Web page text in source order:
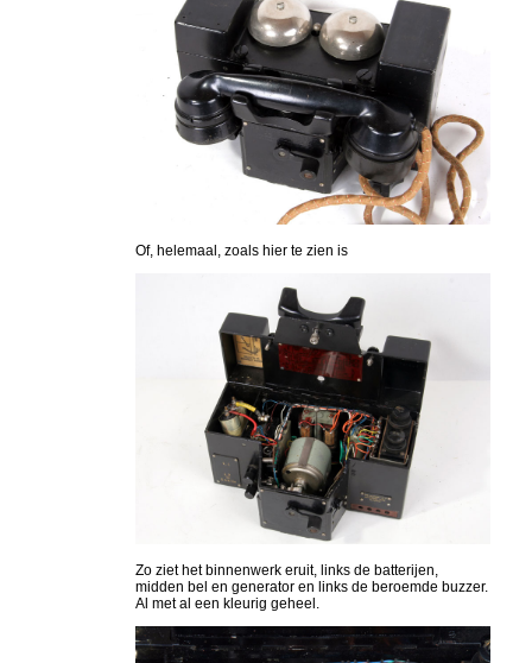
Of, helemaal, zoals hier te zien is
Zo ziet het binnenwerk eruit, links de batterijen,
midden bel en generator en links de beroemde buzzer.
Al met al een kleurig geheel.